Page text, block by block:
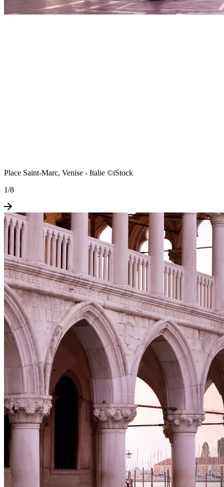
Place Saint-Marc, Venise - Italie ©iStock
1/8